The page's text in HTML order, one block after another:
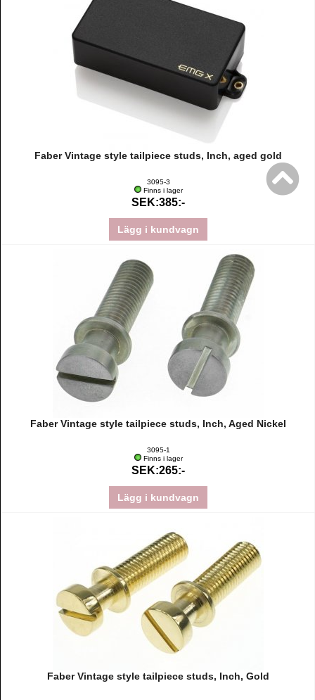
Faber Vintage style tailpiece studs, Inch, aged gold
3095-3
Finns i lager
SEK:385:-
Lägg i kundvagn
Faber Vintage style tailpiece studs, Inch, Aged Nickel
3095-1
Finns i lager
SEK:265:-
Lägg i kundvagn
Faber Vintage style tailpiece studs, Inch, Gold